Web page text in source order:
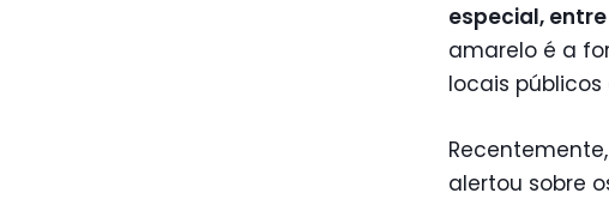
especial,
amarelo é a
locais
alertou sobre